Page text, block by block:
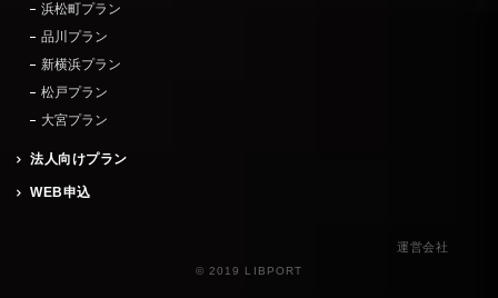
浜松町プラン
品川プラン
新横浜プラン
松戸プラン
大宮プラン
法人向けプラン
WEB申込
運営会社
© 2019 LIBPORT